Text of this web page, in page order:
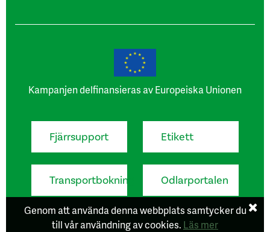
Genom att använda denna webbplats samtycker du
till vår användning av cookies. Läs mer
Kampanjen delfinansieras av Europeiska Unionen
Fjärrsupport Etikett
Transportbokning Odlarportalen